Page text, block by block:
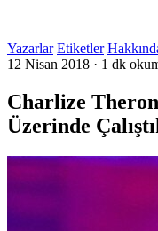
Yazarlar Etiketler
12 Nisan 2018 · 1 dk
Charlize
Üzerinde